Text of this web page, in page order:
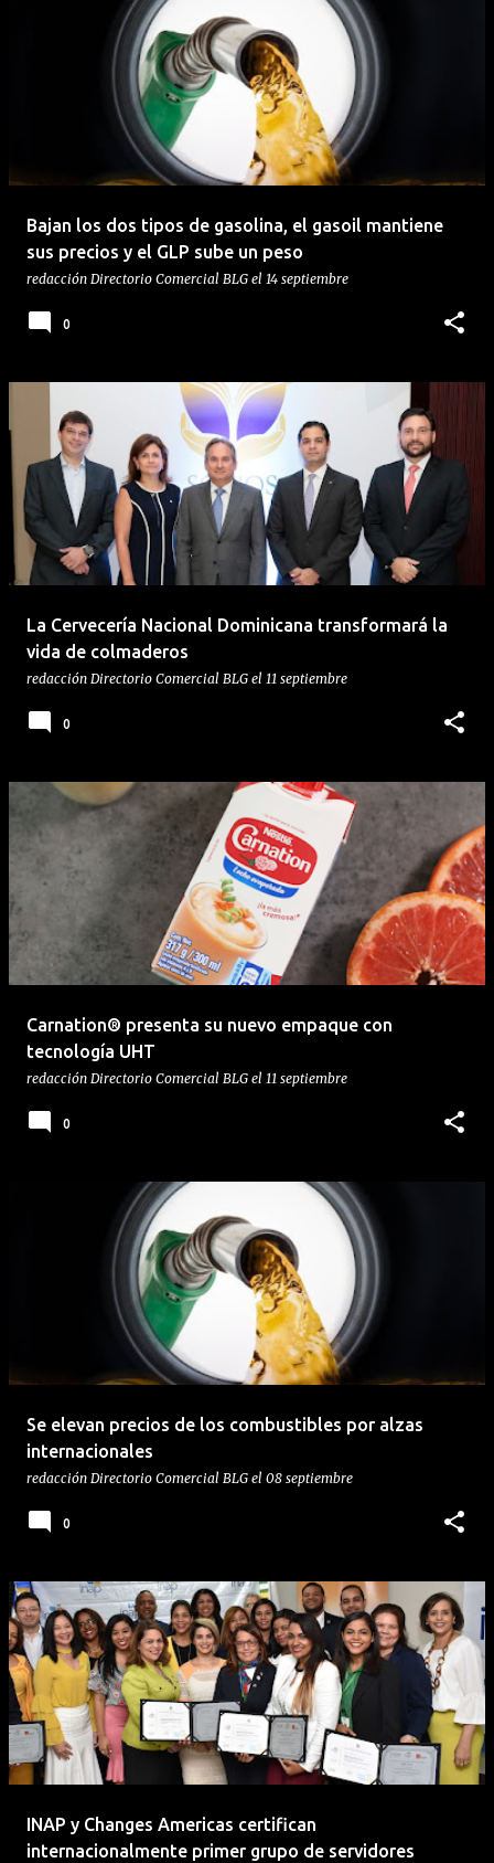
Bajan los dos tipos de gasolina, el gasoil mantiene
sus precios y el GLP sube un peso
redacción Directorio Comercial BLG el 14 septiembre
0
La Cervecería Nacional Dominicana transformará la
vida de colmaderos
redacción Directorio Comercial BLG el 11 septiembre
0
Carnation® presenta su nuevo empaque con
tecnología UHT
redacción Directorio Comercial BLG el 11 septiembre
0
Se elevan precios de los combustibles por alzas
internacionales
redacción Directorio Comercial BLG el 08 septiembre
0
INAP y Changes Americas certifican
internacionalmente primer grupo de servidores